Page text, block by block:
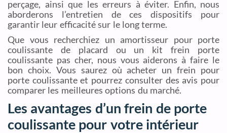
perçage, ainsi que les erreurs à éviter. Enfin, nous
aborderons l’entretien de ces dispositifs pour
garantir leur efficacité sur le long terme.
Que vous recherchiez un amortisseur pour porte
coulissante de placard ou un kit frein porte
coulissante pas cher, nous vous aiderons à faire le
bon choix. Vous saurez où acheter un frein pour
porte coulissante et pourrez consulter des avis pour
comparer les meilleures options du marché.
Les avantages d’un frein de porte
coulissante pour votre intérieur